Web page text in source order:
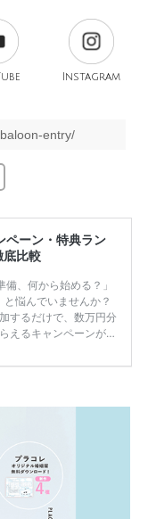
Instagram
entry/
ペーン・特典ラン
底比較
、何から始める？」
と悩んでいませんか？
するだけで、数万円分
えるキャンペーンがあ
てしまうことも……。
は？」といった疑問も
補を絞れる「ウェディ
[…]続きを読む